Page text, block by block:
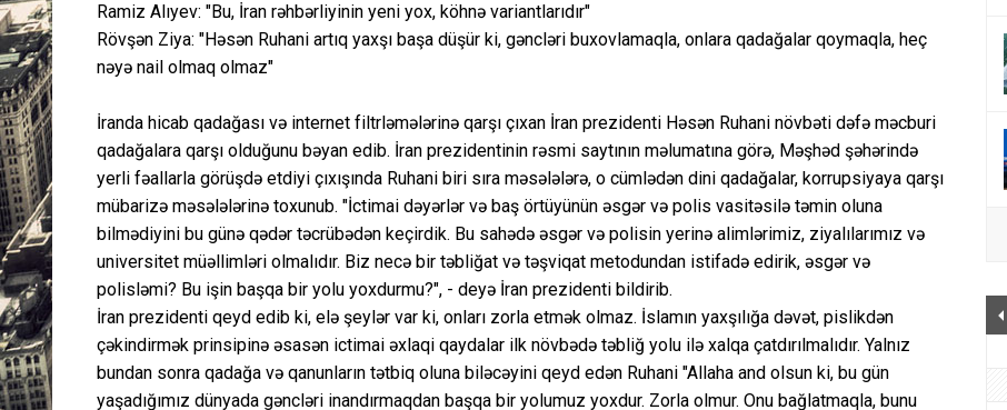
Ramiz Alıyev: "Bu, İran rəhbərliyinin yeni yox, köhnə variantlarıdır"
Rövşən Ziya: "Həsən Ruhani artıq yaxşı başa düşür ki, gəncləri buxovlamaqla, onlara qadağalar qoymaqla, heç
nəyə nail olmaq olmaz"
İranda hicab qadağası və internet filtrləmələrinə qarşı çıxan İran prezidenti Həsən Ruhani növbəti dəfə məcburi
qadağalara qarşı olduğunu bəyan edib. İran prezidentinin rəsmi saytının məlumatına görə, Məşhəd şəhərində
yerli fəallarla görüşdə etdiyi çıxışında Ruhani biri sıra məsələlərə, o cümlədən dini qadağalar, korrupsiyaya qarşı
mübarizə məsələlərinə toxunub. "İctimai dəyərlər və baş örtüyünün əsgər və polis vasitəsilə təmin oluna
bilmədiyini bu günə qədər təcrübədən keçirdik. Bu sahədə əsgər və polisin yerinə alimlərimiz, ziyalılarımız və
universitet müəllimləri olmalıdır. Biz necə bir təbliğat və təşviqat metodundan istifadə edirik, əsgər və
polisləmi? Bu işin başqa bir yolu yoxdurmu?", - deyə İran prezidenti bildirib.
İran prezidenti qeyd edib ki, elə şeylər var ki, onları zorla etmək olmaz. İslamın yaxşılığa dəvət, pislikdən
çəkindirmək prinsipinə əsasən ictimai əxlaqi qaydalar ilk növbədə təbliğ yolu ilə xalqa çatdırılmalıdır. Yalnız
bundan sonra qadağa və qanunların tətbiq oluna biləcəyini qeyd edən Ruhani "Allaha and olsun ki, bu gün
yaşadığımız dünyada gəncləri inandırmaqdan başqa bir yolumuz yoxdur. Zorla olmur. Onu bağlatmaqla, bunu